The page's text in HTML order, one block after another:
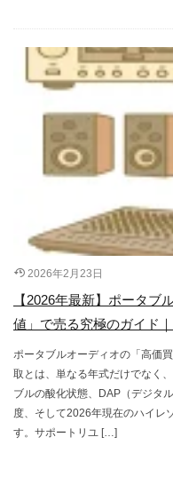
2026年2月23日
【2026年最新】ポータブ
値」で売る究極のガイド
ポータブルオーディオの「高価
取とは、単なる年式だけでなく
ブルの酸化状態、DAP（デジタ
度、そして2026年現在のハイレ
す。サポートリユ […]